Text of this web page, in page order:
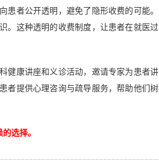
者公开透明，避免了隐形收费的可能。
。这种透明的收费制度，让患者在就医过
康讲座和义诊活动，邀请专家为患者讲
者提供心理咨询与疏导服务，帮助他们树
选择。